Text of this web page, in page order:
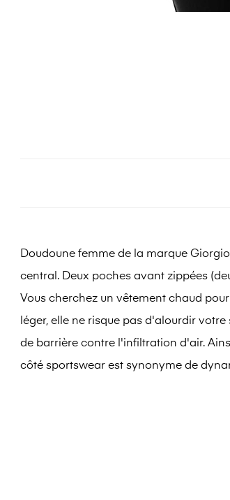
Doudoune femme de la marque
central. Deux poches avant zippées
Vous cherchez un vêtement chaud
léger, elle ne risque pas d'alourdir
de barrière contre l'infiltration d'air.
côté sportswear est synonyme de